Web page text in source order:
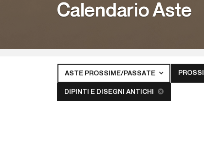
Calendario Aste
ASTE PROSSIME/PASSATE
DIPINTI E DISEGNI ANTICHI